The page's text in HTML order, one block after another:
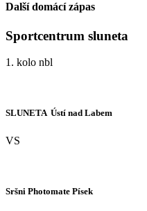
Další domácí zápas
Sportcentrum sluneta
1. kolo nbl
SLUNETA  Ústí nad Labem
VS
Sršni Photomate Písek